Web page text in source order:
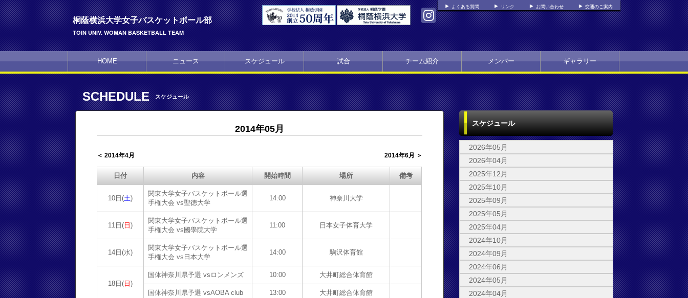
よくある質問 リンク お問い合わせ 交通のご案内
桐蔭横浜大学女子バスケットボール部
TOIN UNIV. WOMAN BASKETBALL TEAM
HOME ニュース スケジュール 試合 チーム紹介 メンバー ギャラリー
SCHEDULE スケジュール
2014年05月
＜ 2014年4月 2014年6月 ＞
日付 内容 開始時間 場所 備考
10日(土)
関東大学女子バスケットボール選
手権大会 vs聖徳大学
14:00 神奈川大学
11日( 日)
関東大学女子バスケットボール選
手権大会 vs國學院大学
11:00 日本女子体育大学
14日(水)
関東大学女子バスケットボール選
手権大会 vs日本大学
14:00 駒沢体育館
18日( 日)
国体神奈川県予選 vsロンメンズ 10:00 大井町総合体育館
国体神奈川県予選 vsAOBA club 13:00 大井町総合体育館
スケジュール
2026年05月
2026年04月
2025年12月
2025年10月
2025年09月
2025年05月
2025年04月
2024年10月
2024年09月
2024年06月
2024年05月
2024年04月